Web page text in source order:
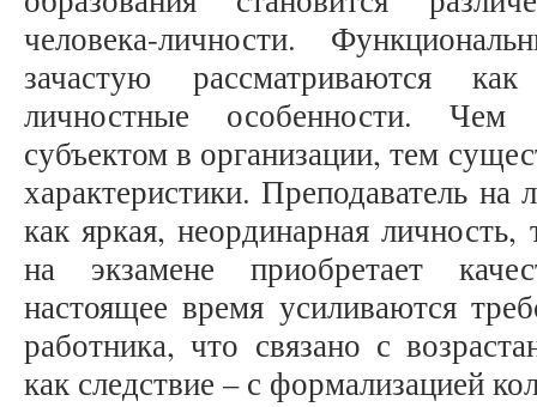
человека-личности.
зачастую рассматриваются
личностные особенности.
субъектом в организации, тем
характеристики. Преподаватель на
как яркая, неординарная
на экзамене приобретает
настоящее время усиливаются
работника, что связано с
как следствие – с формализацией